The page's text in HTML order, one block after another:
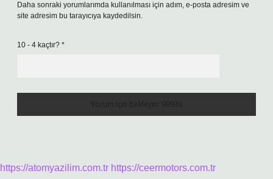
Daha sonraki yorumlarımda kullanılması için adım, e-posta adresim ve
site adresim bu tarayıcıya kaydedilsin.
10 - 4 kaçtır? *
https://atomyazilim.com.tr https://ceermotors.com.tr